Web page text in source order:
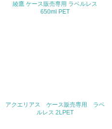
綾鷹 ケース販売専用 ラベルレス
650ml PET
アクエリアス ケース販売専用 ラベ
ルレス 2LPET